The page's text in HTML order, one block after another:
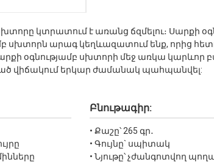
սխտորը կտրատում է առանց ճզմելու։
սխտորն արագ կեղևազատում ենք, որից
օգնությամբ սխտորի մեջ առկա կարևոր
վիճակում երկար ժամանակ պահպանվել:
Բնութագիր:
• Քաշը՝ 265 գր․
• Գույնը` սպիտակ
• Նյութը՝ չժանգոտվող